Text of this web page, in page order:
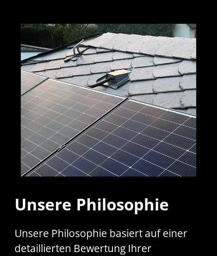
Unsere Philosophie
Unsere Philosophie basiert auf einer
detaillierten Bewertung Ihrer